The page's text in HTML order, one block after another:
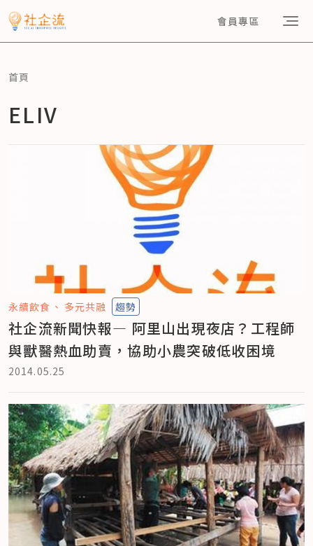
會員專區
首頁
ELIV
永續飲食 多元共融 趨勢
社企流新聞快報— 阿里山出現夜店？工程師
與獸醫熱血助賣，協助小農突破低收困境
2014.05.25